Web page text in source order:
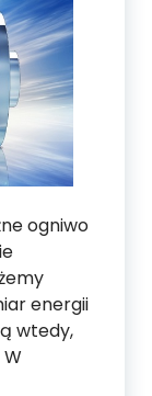
ogniwo
energii
wtedy,